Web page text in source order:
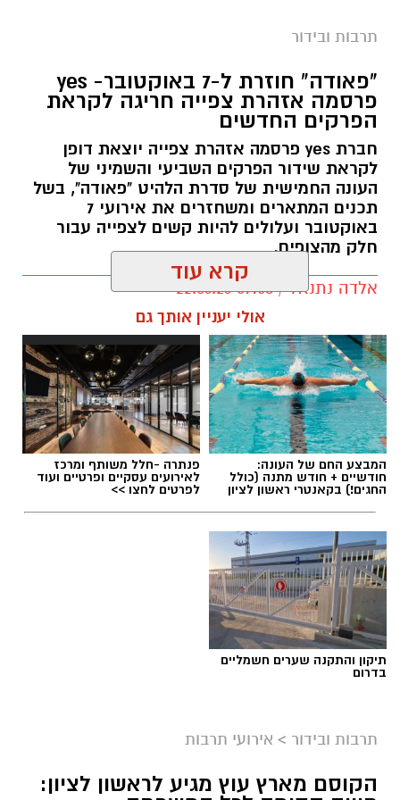
תרבות ובידור
"פאודה" חוזרת ל-7 באוקטובר- yes
פרסמה אזהרת צפייה חריגה לקראת
הפרקים החדשים
חברת yes פרסמה אזהרת צפייה יוצאת דופן
לקראת שידור הפרקים השביעי והשמיני של
העונה החמישית של סדרת הלהיט "פאודה", בשל
תכנים המתארים ומשחזרים את אירועי 7
באוקטובר ועלולים להיות קשים לצפייה עבור
חלק מהצופים.
אלדה נתנאל / 09:58 22.06.26
פאודה" חוזרת ל-7 באוקטובר: yes
ליאור רז
על פי הודעת החברה, שני הפרקים שישודרו היום
עליהם מבלי לפגוע בהבנת המשך העלילה.
קרא עוד
אולי יעניין אותך גם
המבצע החם של העונה:
חודשיים + חודש מתנה (כולל
החגים!) בקאנטרי ראשון לציון
פנתרה -חלל משותף ומרכז
לאירועים עסקיים ופרטיים ועוד
לפרטים לחצו >>
תיקון והתקנה שערים חשמליים
בדרום
תרבות ובידור > אירועי תרבות
הקוסם מארץ עוץ מגיע לראשון לציון: